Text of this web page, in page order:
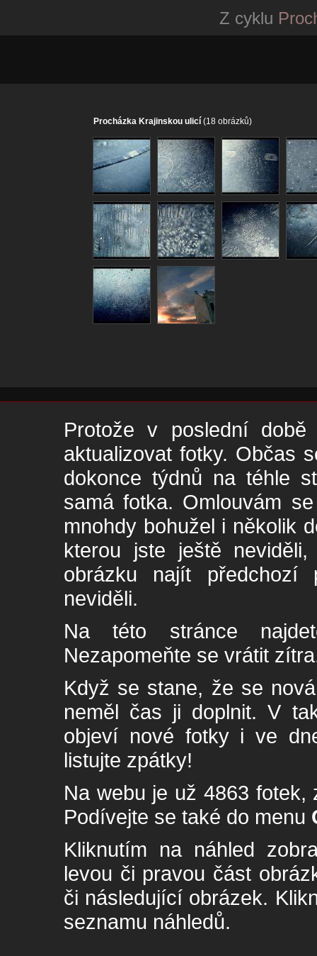
Z cyklu
Procházka Krajinskou ulicí (18 obrázků)
Protože v poslední
aktualizovat fotky. Občas
dokonce týdnů na téhle
samá fotka. Omlouvám
mnohdy bohužel i několik
kterou jste ještě
obrázku najít
neviděli.
Na této stránce
Nezapomeňte se vrátit
Když se stane, že se
neměl čas ji doplnit. V
objeví nové fotky i ve
listujte zpátky!
Na webu je už 4863
Podívejte se také do menu
Kliknutím na náhled
levou či pravou část
či následující obrázek.
seznamu náhledů.